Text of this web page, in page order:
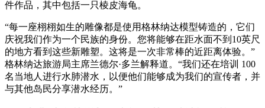
件作品，其中包括一只棱皮海龟。
“每一座栩栩如生的雕像都是使用格林纳达模型铸造的，它们
庆祝我们作为一个民族的身份。您将能够在距水面不到10英尺
的地方看到这些新雕塑。这将是一次非常棒的近距离体验。”
格林纳达旅游局主席兰德尔·多兰解释道。“我们还在培训 100
名当地人进行水肺潜水，以便他们能够成为我们的宣传者，并
与其他岛民分享潜水经历。”